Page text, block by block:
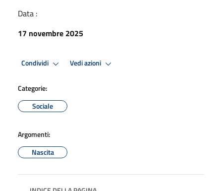
Data :
17 novembre 2025
Condividi Vedi azioni
Categorie:
Sociale
Argomenti:
Nascita